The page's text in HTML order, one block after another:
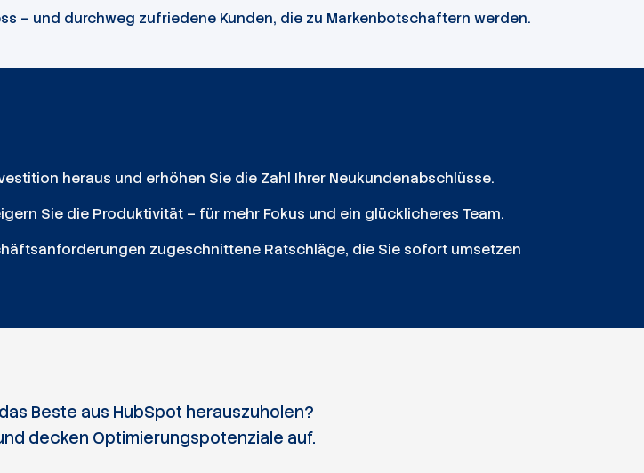
– und durchweg zufriedene Kunden, die zu Markenbotschaftern werden.
heraus und erhöhen Sie die Zahl Ihrer Neukundenabschlüsse.
Sie die Produktivität – für mehr Fokus und ein glücklicheres Team.
zugeschnittene Ratschläge, die Sie sofort umsetzen
Beste aus HubSpot herauszuholen?
decken Optimierungspotenziale auf.